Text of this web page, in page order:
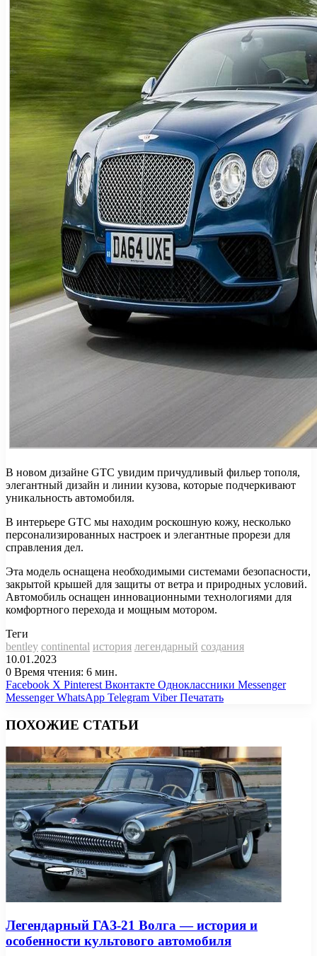
В новом дизайне GTC увидим причудливый фильер тополя,
элегантный дизайн и линии кузова, которые подчеркивают
уникальность автомобиля.
В интерьере GTC мы находим роскошную кожу, несколько
персонализированных настроек и элегантные прорези для
справления дел.
Эта модель оснащена необходимыми системами безопасности,
закрытой крышей для защиты от ветра и природных условий.
Автомобиль оснащен инновационными технологиями для
комфортного перехода и мощным мотором.
Теги
bentley continental история легендарный создания
10.01.2023
0 Время чтения: 6 мин.
Facebook X Pinterest Вконтакте Одноклассники Messenger
Messenger WhatsApp Telegram Viber Печатать
ПОХОЖИЕ СТАТЬИ
Легендарный ГАЗ-21 Волга — история и
особенности культового автомобиля